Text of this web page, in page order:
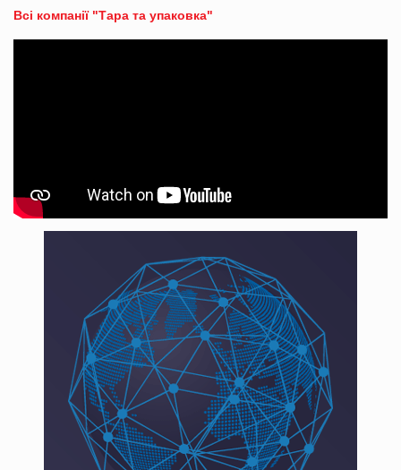
Всі компанії "Тара та упаковка"